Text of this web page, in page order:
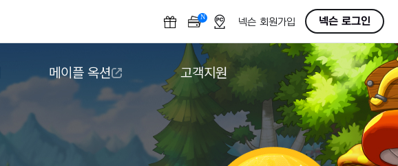
N OFF넥슨 회원가입 넥슨 로그인
메이플 옥션 고객지원
도움말/1:1문의
버그악용/불법프로그램 신고